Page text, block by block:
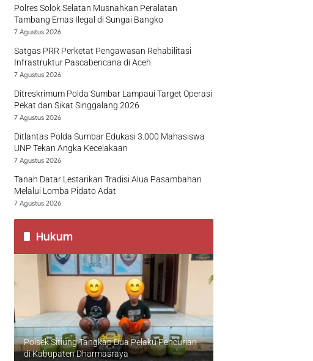
Polres Solok Selatan Musnahkan Peralatan
Tambang Emas Ilegal di Sungai Bangko
7 Agustus 2026
Satgas PRR Perketat Pengawasan Rehabilitasi
Infrastruktur Pascabencana di Aceh
7 Agustus 2026
Ditreskrimum Polda Sumbar Lampaui Target Operasi
Pekat dan Sikat Singgalang 2026
7 Agustus 2026
Ditlantas Polda Sumbar Edukasi 3.000 Mahasiswa
UNP Tekan Angka Kecelakaan
7 Agustus 2026
Tanah Datar Lestarikan Tradisi Alua Pasambahan
Melalui Lomba Pidato Adat
7 Agustus 2026
Hukum
Polsek Sitiung Tangkap Dua Pelaku Pencurian
di Kabupaten Dharmasraya